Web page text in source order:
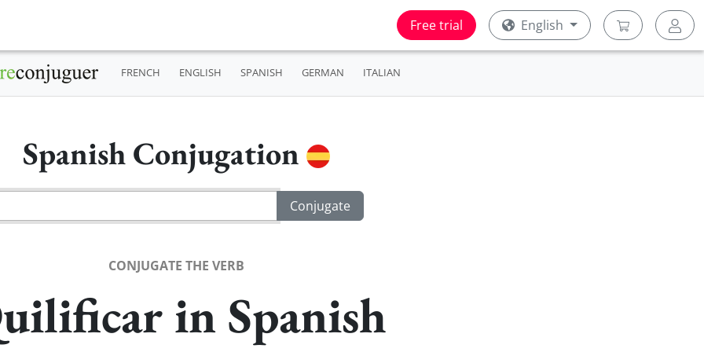
Free trial English
FRENCH ENGLISH SPANISH GERMAN ITALIAN
Spanish Conjugation
CONJUGATE THE VERB
in Spanish